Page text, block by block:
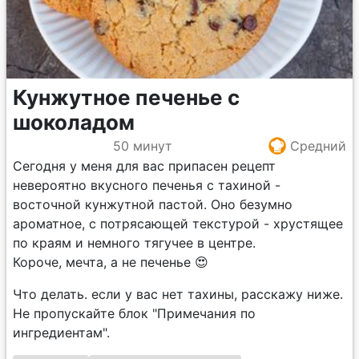
Кунжутное печенье с
шоколадом
50 минут
Средний
Сегодня у меня для вас припасен рецепт
невероятно вкусного печенья с тахиной -
восточной кунжутной пастой. Оно безумно
ароматное, с потрясающей текстурой - хрустящее
по краям и немного тягучее в центре.
Короче, мечта, а не печенье 😍
Что делать. если у вас нет тахины, расскажу ниже.
Не пропускайте блок "Примечания по
ингредиентам".